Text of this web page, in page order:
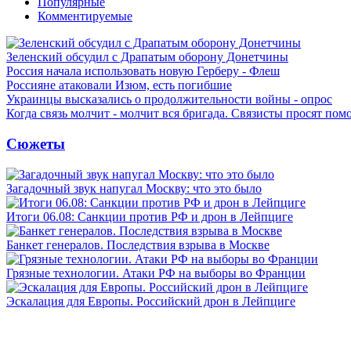
Комментируемые
Зеленский обсудил с Драпатым оборону Донетчины
Россия начала использовать новую Герберу - Флеш
Россияне атаковали Изюм, есть погибшие
Украинцы высказались о продолжительности войны - опрос
Когда связь молчит - молчит вся бригада. Связисты просят
Сюжеты
Загадочный звук напугал Москву: что это было
Итоги 06.08: Санкции против РФ и дрон в Лейпциге
Банкет генералов. Последствия взрыва в Москве
Грязные технологии. Атаки РФ на выборы во Франции
Эскалация для Европы. Российский дрон в Лейпциге